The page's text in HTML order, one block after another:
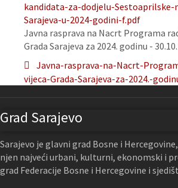
kandidata-za-dodjelu-Sestoaprilske-
Sarajeva-u-2024-godini-f.pdf
Javna rasprava na Nacrt Programa
Grada Sarajeva za 2024. godinu -
Javna-rasprava-na-Nacrt-
vijeca-Grada-Sarajeva-za-2024.-
Grad Sarajevo
Sarajevo je glavni grad Bosne i
njen najveći urbani, kulturni, ekonomski i
grad Federacije Bosne i Hercegovine i